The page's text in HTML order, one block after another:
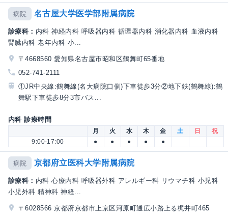
病院 名古屋大学医学部附属病院
診療科： 内科 神経内科 呼吸器内科 循環器内科 消化器内科 血液内科
腎臓内科 老年内科 小...
〒4668560 愛知県名古屋市昭和区鶴舞町65番地
052-741-2111
①JR中央線:鶴舞線(名大病院口側)下車徒歩3分②地下鉄(鶴舞線):鶴
舞駅下車徒歩8分3市バス...
内科 診療時間
月 火 水 木 金 土 日
祝
9:00-17:00
● ● ● ● ●
病院 京都府立医科大学附属病院
診療科： 内科 心療内科 呼吸器外科 アレルギー科 リウマチ科 小児科
小児外科 精神科 神経...
〒6028566 京都府京都市上京区河原町通広小路上る梶井町465